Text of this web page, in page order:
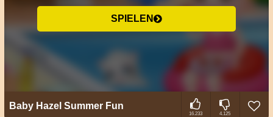
SPIELEN
Baby Hazel Summer Fun
16.233 4.125